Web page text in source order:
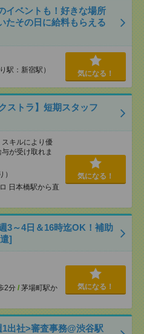
イベントも！好きな場所
たその日に給料もらえる
駅：新宿駅） 気になる！
ストラ】短期スタッフ
キルにより優
が受け取れま
日本橋駅から直
気になる！
3～4日＆16時迄OK！補助
]
2分 / 茅場町駅か
気になる！
出社>審査事務@渋谷駅